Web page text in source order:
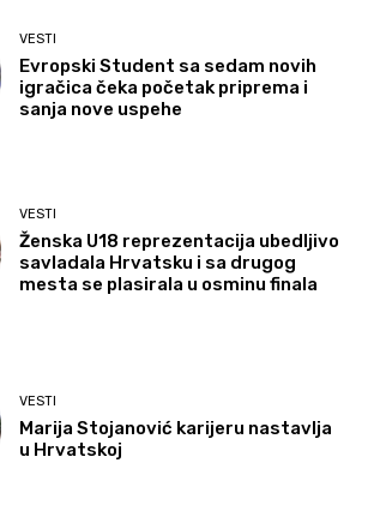
VESTI
Evropski Student sa sedam novih
igračica čeka početak priprema i
sanja nove uspehe
VESTI
Ženska U18 reprezentacija ubedljivo
savladala Hrvatsku i sa drugog
mesta se plasirala u osminu finala
VESTI
Marija Stojanović karijeru nastavlja
u Hrvatskoj